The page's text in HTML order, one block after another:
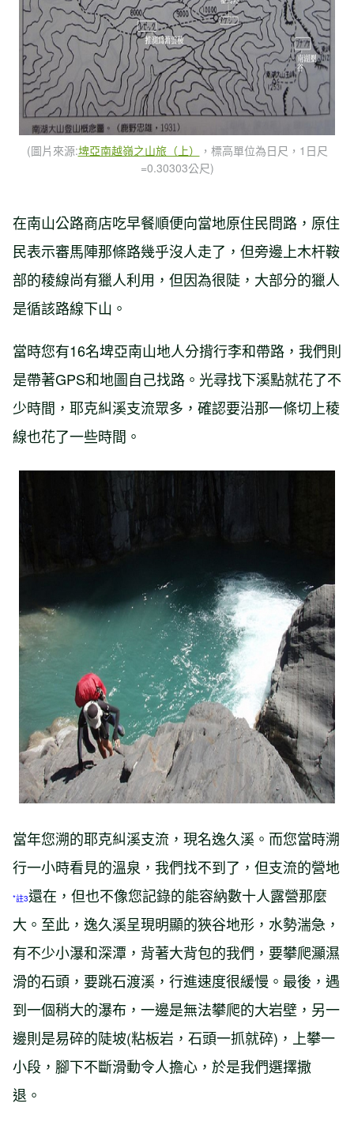
(圖片來源:埤亞南越嶺之山旅（上）
，標高單位為日尺，1日尺
=0.30303公尺)
在南山公路商店吃早餐順便向當地原住民問路，原住
民表示審馬陣那條路幾乎沒人走了，但旁邊上木杆鞍
部的稜線尚有獵人利用，但因為很陡，大部分的獵人
是循該路線下山。
當時您有16名埤亞南山地人分揹行李和帶路，我們則
是帶著GPS和地圖自己找路。光尋找下溪點就花了不
少時間，耶克糾溪支流眾多，確認要沿那一條切上稜
線也花了一些時間。
當年您溯的耶克糾溪支流，現名逸久溪。而您當時溯
行一小時看見的溫泉，我們找不到了，但支流的營地
*註3還在，但也不像您記錄的能容納數十人露營那麼
大。至此，逸久溪呈現明顯的狹谷地形，水勢湍急，
有不少小瀑和深潭，背著大背包的我們，要攀爬灦濕
滑的石頭，要跳石渡溪，行進速度很緩慢。最後，遇
到一個稍大的瀑布，一邊是無法攀爬的大岩壁，另一
邊則是易碎的陡坡(粘板岩，石頭一抓就碎)，上攀一
小段，腳下不斷滑動令人擔心，於是我們選擇撒
退。